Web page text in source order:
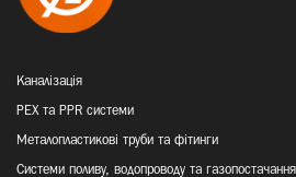
Каналізація
PEX та PPR системи
Металопластикові труби та фітинги
Системи поливу, водопроводу та газопостачання